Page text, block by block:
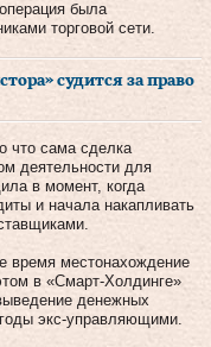
была
торговой сети.
судится за право
что сама сделка
деятельности для
в момент, когда
и начала накапливать
время местонахождение
в «Смарт-Холдинге»
денежных
экс-управляющими.